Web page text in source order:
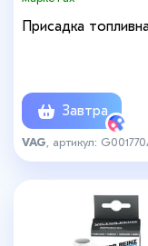
Присадка
Завтра
VAG , артикул: